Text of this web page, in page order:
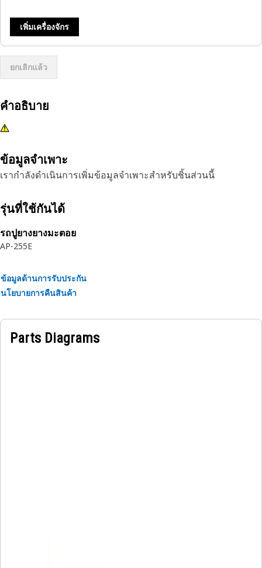
เพิ่มเครื่องจักร
ยกเลิกแล้ว
คำอธิบาย
ข้อมูลจำเพาะ
เรากำลังดำเนินการเพิ่มข้อมูลจำเพาะสำหรับชิ้นส่วนนี้
รุ่นที่ใช้กันได้
รถปูยางยางมะตอย
AP-255E
ข้อมูลด้านการรับประกัน
นโยบายการคืนสินค้า
Parts Diagrams